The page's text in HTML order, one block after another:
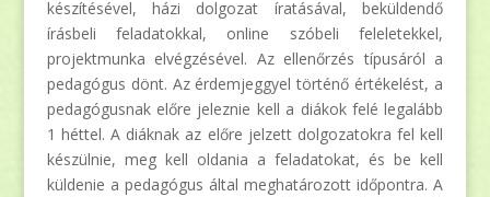
készítésével, házi dolgozat íratásával, beküldendő
írásbeli feladatokkal, online szóbeli feleletekkel,
projektmunka elvégzésével. Az ellenőrzés típusáról a
pedagógus dönt. Az érdemjeggyel történő értékelést, a
pedagógusnak előre jeleznie kell a diákok felé legalább
1 héttel. A diáknak az előre jelzett dolgozatokra fel kell
készülnie, meg kell oldania a feladatokat, és be kell
küldenie a pedagógus által meghatározott időpontra. A